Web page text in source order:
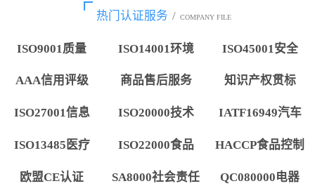
热门认证服务 / COMPANY FILE
ISO9001质量 ISO14001环境 ISO45001安全
AAA信用评级 商品售后服务 知识产权贯标
ISO27001信息 ISO20000技术 IATF16949汽车
ISO13485医疗 ISO22000食品 HACCP食品控制
欧盟CE认证 SA8000社会责任 QC080000电器